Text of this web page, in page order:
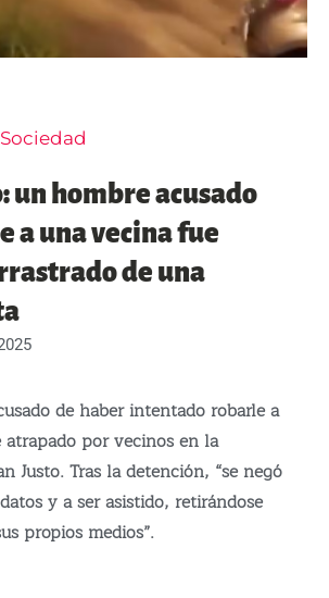
Sociedad
un hombre acusado
a una vecina fue
de una
de haber intentado robarle a
por vecinos en la
Justo.Tras la detención, “se negó
y a ser asistido, retirándose
propios medios”.